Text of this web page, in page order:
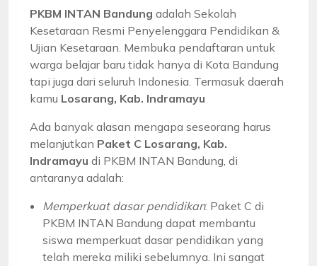
PKBM INTAN Bandung adalah Sekolah
Kesetaraan Resmi Penyelenggara Pendidikan &
Ujian Kesetaraan. Membuka pendaftaran untuk
warga belajar baru tidak hanya di Kota Bandung
tapi juga dari seluruh Indonesia. Termasuk daerah
kamu Losarang, Kab. Indramayu
Ada banyak alasan mengapa seseorang harus
melanjutkan Paket C Losarang, Kab.
Indramayu di PKBM INTAN Bandung, di
antaranya adalah:
Memperkuat dasar pendidikan: Paket C di
PKBM INTAN Bandung dapat membantu
siswa memperkuat dasar pendidikan yang
telah mereka miliki sebelumnya. Ini sangat